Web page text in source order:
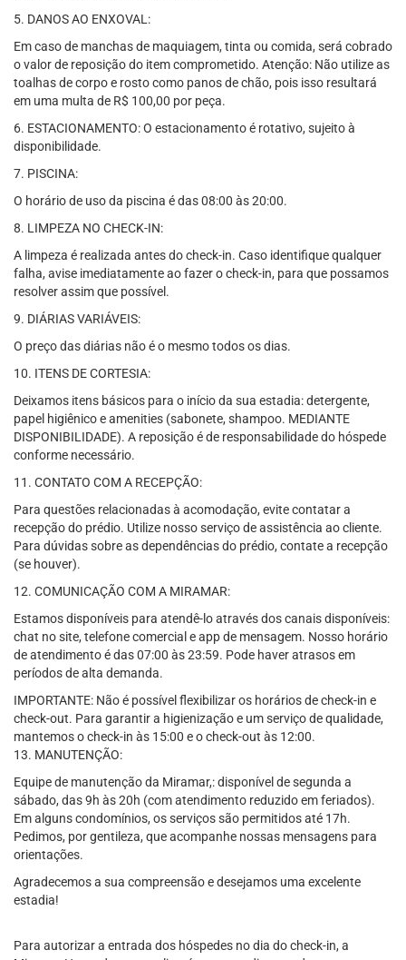
5. DANOS AO ENXOVAL:
Em caso de manchas de maquiagem, tinta ou comida, será cobrado
o valor de reposição do item comprometido. Atenção: Não utilize as
toalhas de corpo e rosto como panos de chão, pois isso resultará
em uma multa de R$ 100,00 por peça.
6. ESTACIONAMENTO: O estacionamento é rotativo, sujeito à
disponibilidade.
7. PISCINA:
O horário de uso da piscina é das 08:00 às 20:00.
8. LIMPEZA NO CHECK-IN:
A limpeza é realizada antes do check-in. Caso identifique qualquer
falha, avise imediatamente ao fazer o check-in, para que possamos
resolver assim que possível.
9. DIÁRIAS VARIÁVEIS:
O preço das diárias não é o mesmo todos os dias.
10. ITENS DE CORTESIA:
Deixamos itens básicos para o início da sua estadia: detergente,
papel higiênico e amenities (sabonete, shampoo. MEDIANTE
DISPONIBILIDADE). A reposição é de responsabilidade do hóspede
conforme necessário.
11. CONTATO COM A RECEPÇÃO:
Para questões relacionadas à acomodação, evite contatar a
recepção do prédio. Utilize nosso serviço de assistência ao cliente.
Para dúvidas sobre as dependências do prédio, contate a recepção
(se houver).
12. COMUNICAÇÃO COM A MIRAMAR:
Estamos disponíveis para atendê-lo através dos canais disponíveis:
chat no site, telefone comercial e app de mensagem. Nosso horário
de atendimento é das 07:00 às 23:59. Pode haver atrasos em
períodos de alta demanda.
IMPORTANTE: Não é possível flexibilizar os horários de check-in e
check-out. Para garantir a higienização e um serviço de qualidade,
mantemos o check-in às 15:00 e o check-out às 12:00.
13. MANUTENÇÃO:
Equipe de manutenção da Miramar,: disponível de segunda a
sábado, das 9h às 20h (com atendimento reduzido em feriados).
Em alguns condomínios, os serviços são permitidos até 17h.
Pedimos, por gentileza, que acompanhe nossas mensagens para
orientações.
Agradecemos a sua compreensão e desejamos uma excelente
estadia!
Para autorizar a entrada dos hóspedes no dia do check-in, a